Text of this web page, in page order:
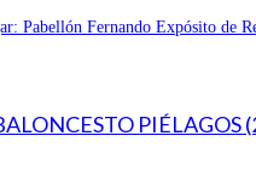
Pabellón Fernando Expósito de
PIÉLAGOS